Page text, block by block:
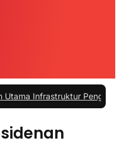
Infrastruktur Pengisian